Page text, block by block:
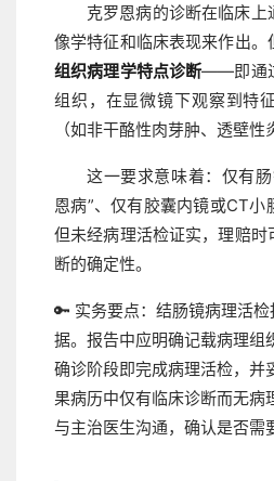
克罗恩病的诊断在临床
像学特征和临床表现来作出
组织病理学特点诊断——即通
组织，在显微镜下观察到特
（如非干酪性肉芽肿、透壁性
这一要求意味着：仅有
恩病”、仅有胶囊内镜或CT小
但未经病理活检证实，理赔
断的确定性。
🔑 实务要点： 结肠镜病理活
据。报告中应明确记载病理组
确诊阶段即完成病理活检，并
果病历中仅有临床诊断而无病
与主治医生沟通，确认是否需